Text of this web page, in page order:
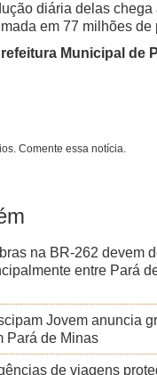
diária delas chega
em 77 milhões de
Municipal de
Comente essa notícia.
na BR-262 devem
entre Pará
Jovem anuncia
Pará de Minas
de viagens